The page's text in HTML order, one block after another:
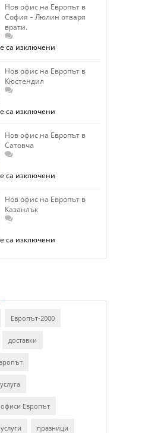
на
Европът
в
Нов офис на Европът в
София – Люлин отваря
врати.
са изключениза
на
Европът
Люлин
отваря
Нов офис на Европът в
Кюстендил
са изключениза
на
Европът
Нов офис на Европът в
Сатовча
са изключениза
на
Европът
Нов офис на Европът в
Казанлък
са изключениза
Европът-2000
доставки
Европът
празници